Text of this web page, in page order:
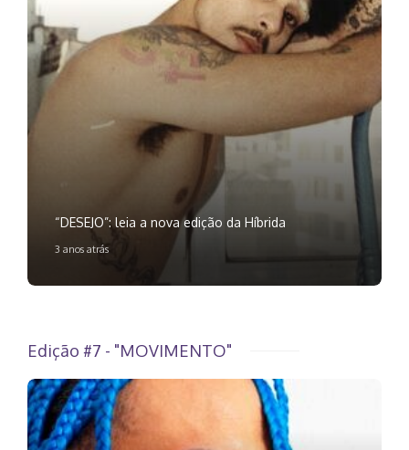
“DESEJO”: leia a nova edição da Híbrida
3 anos atrás
Edição #7 - "MOVIMENTO"